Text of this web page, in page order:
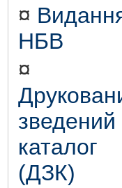
¤
НБВ
¤
зведений
каталог
(ДЗК)